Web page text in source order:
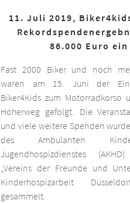
11. Juli 2019,
86.000 Euro ein
Fast 2000 Biker und noch
waren am 15. Juni der
Biker4Kids zum Motorradkorso
Höherweg gefolgt. Die
und viele weitere Spenden
des Ambulanten
Jugendhospizdienstes
„Vereins der Freunde und
Kinderhospizarbeit
gesammelt.